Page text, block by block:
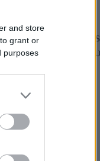
and store
grant or
purposes
Grand Asia
Club: Οι